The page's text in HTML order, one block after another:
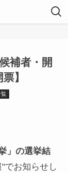
補者・開
】
覧
」の選挙結
でお知らせし